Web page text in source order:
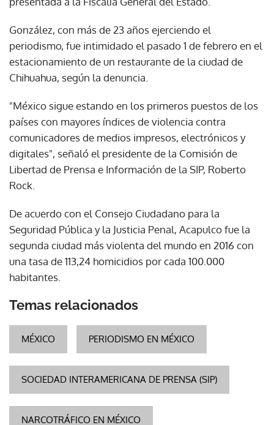
González, con más de 23 años ejerciendo el
periodismo, fue intimidado el pasado 1 de febrero en el
estacionamiento de un restaurante de la ciudad de
Chihuahua, según la denuncia.
"México sigue estando en los primeros puestos de los
países con mayores índices de violencia contra
comunicadores de medios impresos, electrónicos y
digitales", señaló el presidente de la Comisión de
Libertad de Prensa e Información de la SIP, Roberto
Rock.
De acuerdo con el Consejo Ciudadano para la
Seguridad Pública y la Justicia Penal, Acapulco fue la
segunda ciudad más violenta del mundo en 2016 con
una tasa de 113,24 homicidios por cada 100.000
habitantes.
Temas relacionados
MÉXICO PERIODISMO EN MÉXICO
SOCIEDAD INTERAMERICANA DE PRENSA (SIP)
NARCOTRÁFICO EN MÉXICO